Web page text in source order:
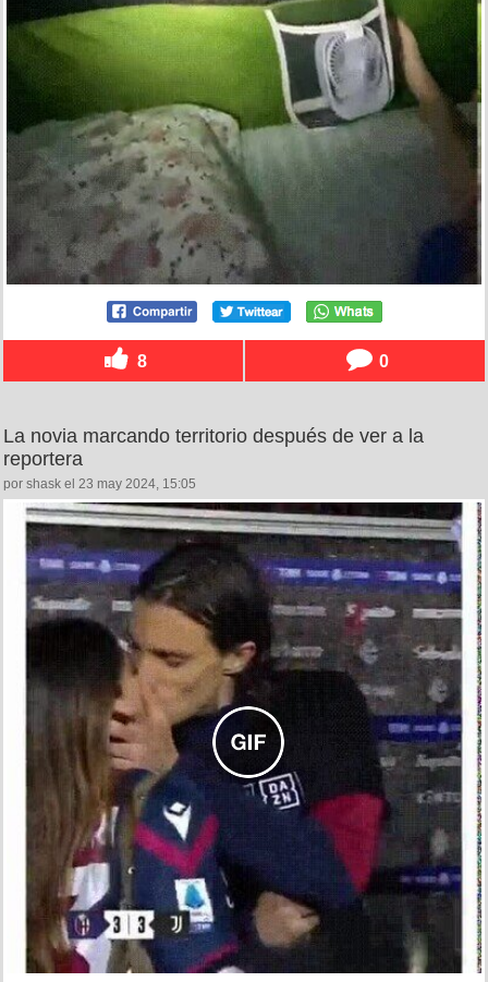
8 0
La novia marcando territorio después de ver a la
reportera
por shask el 23 may 2024, 15:05